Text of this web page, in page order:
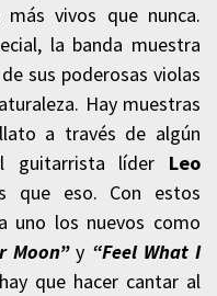
vivos que nunca.
la banda muestra
sus poderosas violas
Hay muestras
a través de algún
guitarrista líder Leo
que eso. Con estos
uno los nuevos como
Moon”y “Feel What I
que hacer cantar al